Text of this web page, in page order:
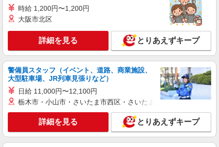
給休暇/昇給制度 時間外手当/制服貸与/携帯電話割
引 無料の健康診断/介護・育児休暇など充実★
キープ 詳細を見る
ソフトバンク販売契約社員【北見市エリア】
家電量販店内の携帯販売スタッフ
月給 247,340円 〜 247,340円 試用期間なし ※
経験・能力による 【試用期間】時給 0 円 〜 0 円
■ソフトバンク販売契約社員【北見市エリア】
北海道北見市
キープ 詳細を見る
正社員
時給 1,200円〜1,200円
大阪市北区
詳細を見る とりあえずキープ
警備員スタッフ（イベント、道路、商業施設、
大型駐車場、JR列車見張りなど）
日給 11,000円〜12,100円
栃木市・小山市・さいたま市西区・さいたま市岩槻区・久喜市・
詳細を見る とりあえずキープ